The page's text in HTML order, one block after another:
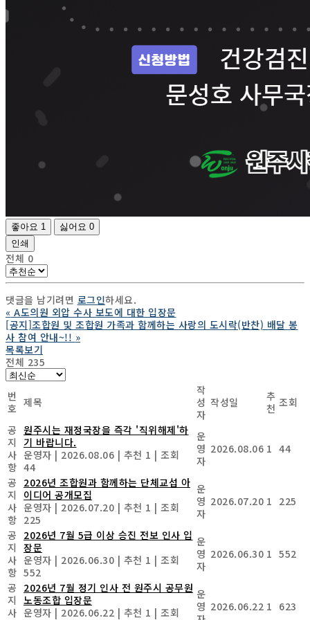
좋아요 1 싫어요 0
인쇄
전체 0
댓글을 남기려면 로그인하세요.
« A도의원 외압 수사 보도에 대한 입장문
[공지]조합원 및 조합원 가족과 함께하는 사랑의 도시락(반찬) 배달 봉
사 참여 안내~!! »
목록보기
전체 235
번
호 제목
작
성
자
작성일
추
천 조회
공
지
사
항
원주시는 재정국장을 즉각 '직위해제'하
기 바랍니다.
운영자 | 2026.08.06 | 추천 1 | 조회
44
운
영
자
2026.08.06 1 44
공
지
사
항
2026년 조합원과 함께하는 단체교섭 아
이디어 공개모집
운영자 | 2026.07.20 | 추천 1 | 조회
225
운
영
자
2026.07.20 1 225
공
지
사
항
2026년 7월 5급 이상 승진 전보 인사 입
장문
운영자 | 2026.06.30 | 추천 1 | 조회
552
운
영
자
2026.06.30 1 552
공
지
사
2026년 7월 정기 인사 전 원주시 공무원
노동조합 입장문
운영자 | 2026.06.22 | 추천 1 | 조회
운
영 2026.06.22 1 623